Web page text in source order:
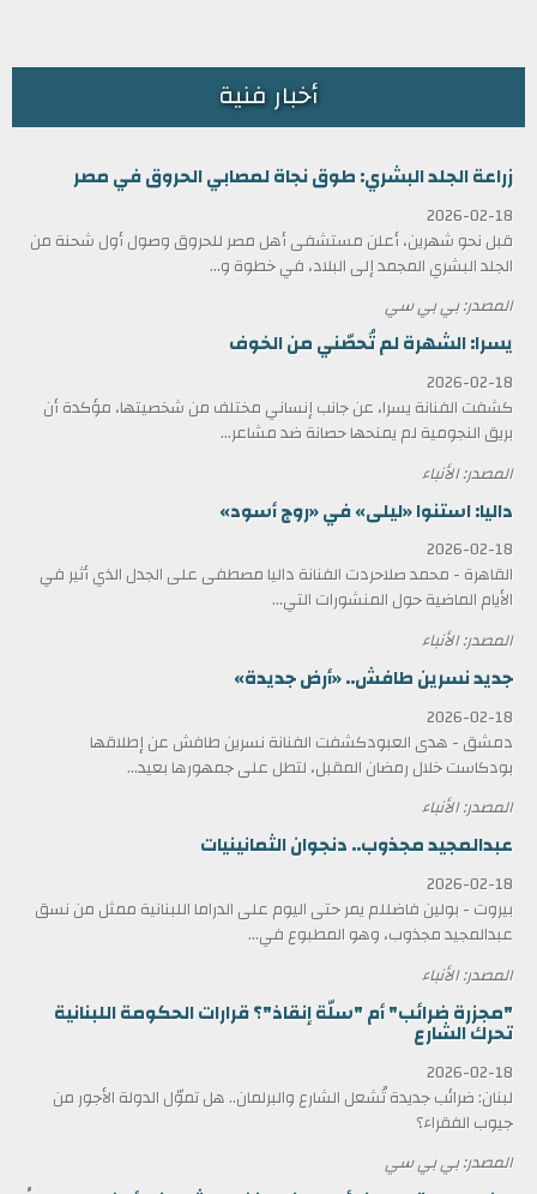
أخبار فنية
زراعة الجلد البشري: طوق نجاة لمصابي الحروق في مصر
2026-02-18
قبل نحو شهرين، أعلن مستشفى أهل مصر للحروق وصول أول شحنة من
الجلد البشري المجمد إلى البلاد، في خطوة و...
المصدر: بي بي سي
يسرا: الشهرة لم تُحصّني من الخوف
2026-02-18
كشفت الفنانة يسرا، عن جانب إنساني مختلف من شخصيتها، مؤكدة أن
بريق النجومية لم يمنحها حصانة ضد مشاعر...
المصدر: الأنباء
داليا: استنوا «ليلى» في «روج أسود»
2026-02-18
القاهرة - محمد صلاحردت الفنانة داليا مصطفى على الجدل الذي أثير في
الأيام الماضية حول المنشورات التي...
المصدر: الأنباء
جديد نسرين طافش.. «أرض جديدة»
2026-02-18
دمشق - هدى العبودكشفت الفنانة نسرين طافش عن إطلاقها
بودكاست خلال رمضان المقبل، لتطل على جمهورها بعيد...
المصدر: الأنباء
عبدالمجيد مجذوب.. دنجوان الثمانينيات
2026-02-18
بيروت - بولين فاضللم يمر حتى اليوم على الدراما اللبنانية ممثل من نسق
عبدالمجيد مجذوب، وهو المطبوع في...
المصدر: الأنباء
"مجزرة ضرائب" أم "سلّة إنقاذ"؟ قرارات الحكومة اللبنانية
تحرك الشارع
2026-02-18
لبنان: ضرائب جديدة تُشعل الشارع والبرلمان.. هل تموّل الدولة الأجور من
جيوب الفقراء؟
المصدر: بي بي سي